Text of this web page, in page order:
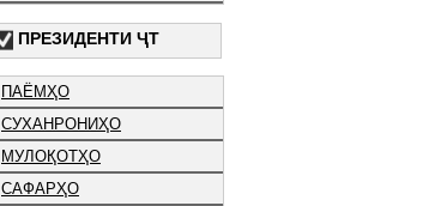
ПРЕЗИДЕНТИ ҶТ
ПАЁМҲО
СУХАНРОНИҲО
МУЛОҚОТҲО
САФАРҲО